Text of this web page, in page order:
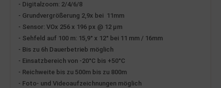
- Digitalzoom: 2/4/6/8
- Grund vergrößerung 2,9x bei 11mm
- Sensor: VOx 256 x 196 px @ 12 µm
- Sehfeld auf 100 m: 15,9° x 12° bei 11 mm / 16mm
- Bis zu 6h Dauerbetrieb möglich
- Einsatzbereich von -20°C bis +50°C
- Reichweite bis zu 500m bis zu 800m
- Foto- und Videoaufzeichnungen möglich